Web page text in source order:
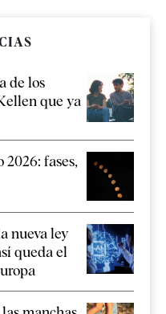
de los
que ya
fases,
nueva ley
queda el